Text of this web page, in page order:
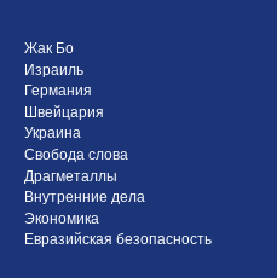
Жак Бо
Израиль
Германия
Швейцария
Украина
Свобода слова
Драгметаллы
Внутренние дела
Экономика
Евразийская безопасность